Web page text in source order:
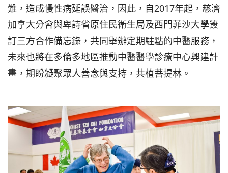
難，造成慢性病延誤醫治，因此，自2017年起，慈濟
加拿大分會與卑詩省原住民衛生局及西門菲沙大學簽
訂三方合作備忘錄，共同舉辦定期駐點的中醫服務，
未來也將在多倫多地區推動中醫醫學診療中心興建計
畫，期盼凝聚眾人善念與支持，共植菩提林。